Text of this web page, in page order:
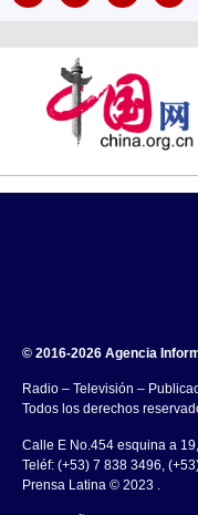
© 2016-2026 Agencia
Radio – Televisión –
Todos los derechos
Calle E No.454 esquina a
Teléf: (+53) 7 838 3496,
Prensa Latina © 2023 .